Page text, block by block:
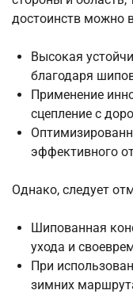
достоинств можно
Высокая
благодаря
Применение
сцепление с
эффективного
Однако, следует
Шипованная
ухода и
При
зимних